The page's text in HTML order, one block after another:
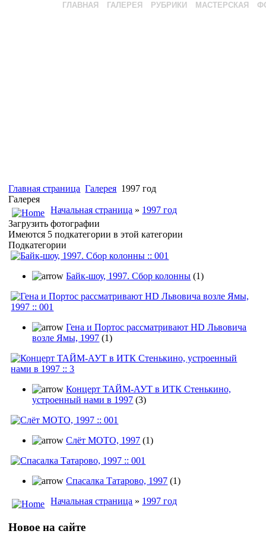
ГЛАВНАЯ ГАЛЕРЕЯ РУБРИКИ МАСТЕРСКАЯ
Главная страница Галерея 1997 год
Галерея
Начальная страница » 1997 год
Загрузить фотографии
Имеются 5 подкатегории в этой категории
Подкатегории
Байк-шоу, 1997. Сбор колонны (1)
Гена и Портос рассматривают HD Львовича
возле Ямы, 1997 (1)
Концерт ТАЙМ-АУТ в ИТК Стенькино,
устроенный нами в 1997 (3)
Слёт МОТО, 1997 (1)
Спасалка Татарово, 1997 (1)
Начальная страница » 1997 год
Новое на сайте